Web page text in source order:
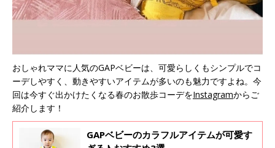
おしゃれママに人気のGAPベビーは、可愛らしくもシンプルでコ
ーデしやすく、動きやすいアイテムが多いのも魅力ですよね。今
回は今すぐ出かけたくなる春のお散歩コーデをInstagramからご
紹介します！
GAPベビーのカラフルアイテムが可愛す